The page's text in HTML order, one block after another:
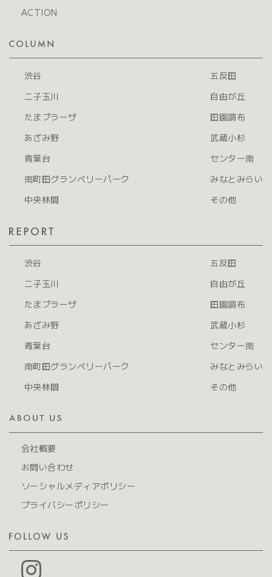
ACTION
渋谷
二子玉川
たまプラーザ
あざみ野
青葉台
南町田グランベリーパーク
中央林間
五反田
自由が丘
田園調布
武蔵小杉
センター南
みなとみらい
その他
渋谷
二子玉川
たまプラーザ
あざみ野
青葉台
南町田グランベリーパーク
中央林間
五反田
自由が丘
田園調布
武蔵小杉
センター南
みなとみらい
その他
会社概要
お問い合わせ
ソーシャルメディアポリシー
プライバシーポリシー